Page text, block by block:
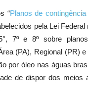
“Planos de
pela Lei Federal
7º e 8º sobre
(PA), Regional (PR)
por óleo nas águas
de dispor dos meios